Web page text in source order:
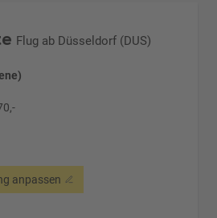
Flug ab Düsseldorf (DUS)
anpassen